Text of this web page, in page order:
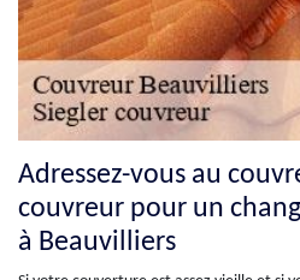
Adressez-vous au
couvreur pour un
à Beauvilliers